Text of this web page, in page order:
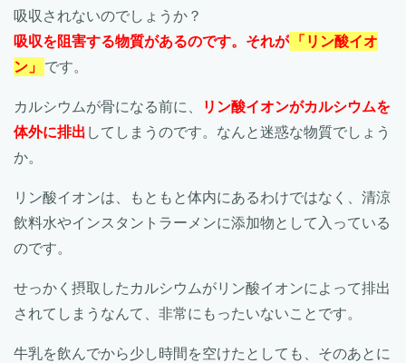
吸収されないのでしょうか？
吸収を阻害する物質があるのです。それが
「リン酸イオ
ン」
です。
カルシウムが骨になる前に、
リン酸イオンがカルシウムを
体外に排出 してしまうのです。なんと迷惑な物質でしょう
か。
リン酸イオンは、もともと体内にあるわけではなく、清涼
飲料水やインスタントラーメンに添加物として入っている
のです。
せっかく摂取したカルシウムがリン酸イオンによって排出
されてしまうなんて、非常にもったいないことです。
牛乳を飲んでから少し時間を空けたとしても、そのあとに